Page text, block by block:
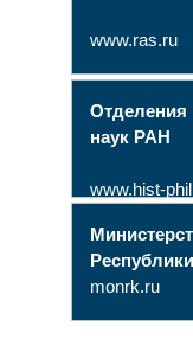
www.ras.ru
Отделения
наук РАН
www.hist-
monrk.ru